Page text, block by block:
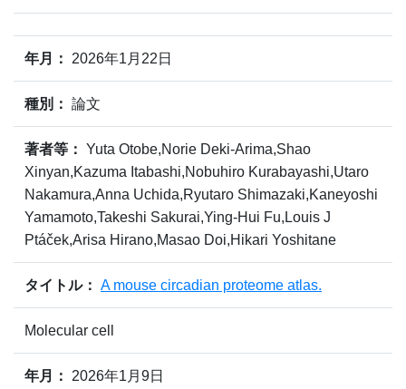
年月： 2026年1月22日
種別： 論文
著者等： Yuta Otobe,Norie Deki-Arima,Shao
Xinyan,Kazuma Itabashi,Nobuhiro Kurabayashi,Utaro
Nakamura,Anna Uchida,Ryutaro Shimazaki,Kaneyoshi
Yamamoto,Takeshi Sakurai,Ying-Hui Fu,Louis J
Ptáček,Arisa Hirano,Masao Doi,Hikari Yoshitane
タイトル： A mouse circadian proteome atlas.
Molecular cell
年月： 2026年1月9日